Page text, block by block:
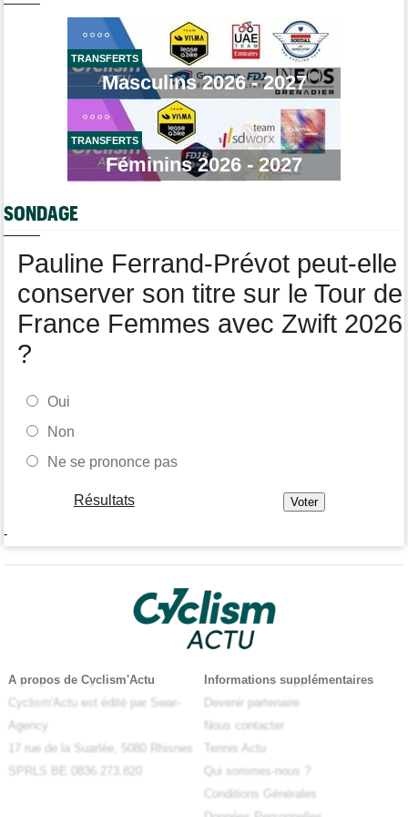
Tour de France Femmes
Demi Vollering gagne la 8e étape et prend le maillot jaune
08/08
Web-série : "Course toujours, dans les coulisses de la FDJ
United Series"
Route
Robert Gesink : "Le cyclisme moderne est beaucoup plus
propre..."
Joao Almeida a dû abandonner après une chute
TRANSFERTS
Masculins 2026 - 2027
TRANSFERTS
Féminins 2026 - 2027
SONDAGE
Pauline Ferrand-Prévot peut-elle
conserver son titre sur le Tour de
France Femmes avec Zwift 2026
?
Oui
Non
Ne se prononce pas
Résultats
-
A propos de Cyclism'Actu
Cyclism'Actu est édité par Swar-
Agency
17 rue de la Suarlée, 5080 Rhisnes
SPRLS BE 0836.273.820
Informations supplémentaires
Devenir partenaire
Nous contacter
Tennis Actu
Qui sommes-nous ?
Conditions Générales